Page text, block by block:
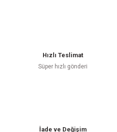
Hızlı Teslimat
Süper hızlı gönderi
İade ve Değişim